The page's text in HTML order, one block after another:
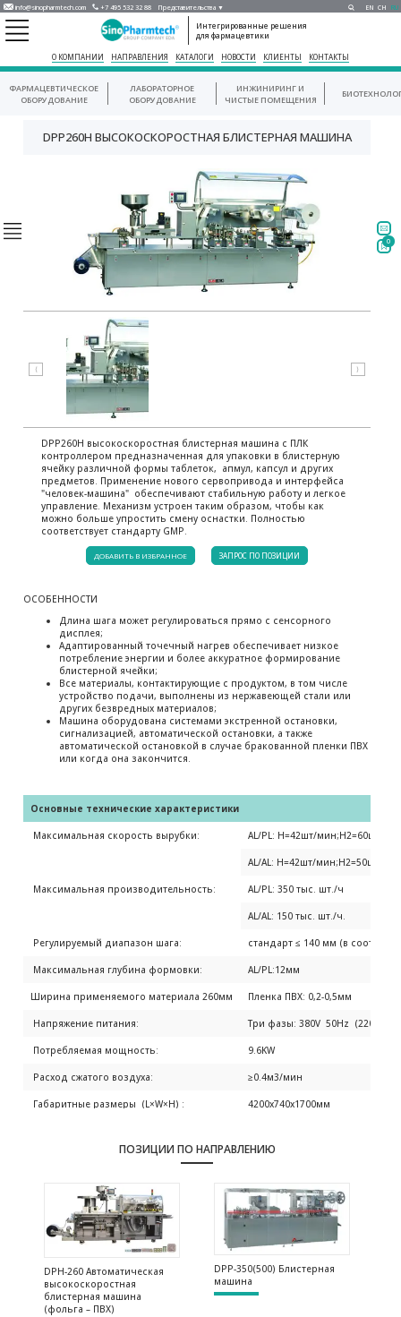
info@sinopharmtech.com +7 495 532 32 88 Представительства ▼ EN CH RU
Интегрированные решения
для фармацевтики
О КОМПАНИИ НАПРАВЛЕНИЯ КАТАЛОГИ НОВОСТИ КЛИЕНТЫ КОНТАКТЫ
ФАРМАЦЕВТИЧЕСКОЕ
ОБОРУДОВАНИЕ
ЛАБОРАТОРНОЕ
ОБОРУДОВАНИЕ
ИНЖИНИРИНГ И
ЧИСТЫЕ ПОМЕЩЕНИЯ
DPP260H ВЫСОКОСКОРОСТНАЯ БЛИСТЕРНАЯ МАШИНА
⟨ ⟩
DPP260H высокоскоростная блистерная машина с ПЛК
контроллером предназначенная для упаковки в блистерную
ячейку различной формы таблеток, апмул, капсул и других
предметов. Применение нового сервопривода и интерфейса
"человек-машина" обеспечивают стабильную работу и легкое
управление. Механизм устроен таким образом, чтобы как
можно больше упростить смену оснастки. Полностью
соответствует стандарту GMP.
ДОБАВИТЬ В ИЗБРАННОЕ ЗАПРОС ПО ПОЗИЦИИ
ОСОБЕННОСТИ
Длина шага может регулироваться прямо с сенсорного
дисплея;
Адаптированный точечный нагрев обеспечивает низкое
потребление энергии и более аккуратное формирование
блистерной ячейки;
Все материалы, контактирующие с продуктом, в том числе
устройство подачи, выполнены из нержавеющей стали или
других безвредных материалов;
Машина оборудована системами экстренной остановки,
сигнализацией, автоматической остановки, а также
автоматической остановкой в случае бракованной пленки ПВХ
или когда она закончится.
Основные технические характеристики
Максимальная скорость вырубки: AL/PL: H=42шт/мин;H2=60шт/
AL/AL: H=42шт/мин;H2=50шт/
Максимальная производительноcть: AL/PL: 350 тыс. шт./ч
AL/AL: 150 тыс. шт./ч.
Регулируемый диапазон шага: стандарт ≤ 140 мм (в
Максимальная глубина формовки: AL/PL:12мм
Ширина применяемого материала 260мм Пленка ПВХ: 0,2-0,5мм
Напряжение питания: Три фазы: 380V 50Hz (220V
Потребляемая мощность: 9.6KW
Расход сжатого воздуха: ≥0.4м3/мин
Габаритные размеры (L×W×H) : 4200x740x1700мм
1950кг
ПОЗИЦИИ ПО НАПРАВЛЕНИЮ
DPH-260 Автоматическая
высокоскоростная
блистерная машина
(фольга – ПВХ)
DPP-350(500) Блистерная
машина
0